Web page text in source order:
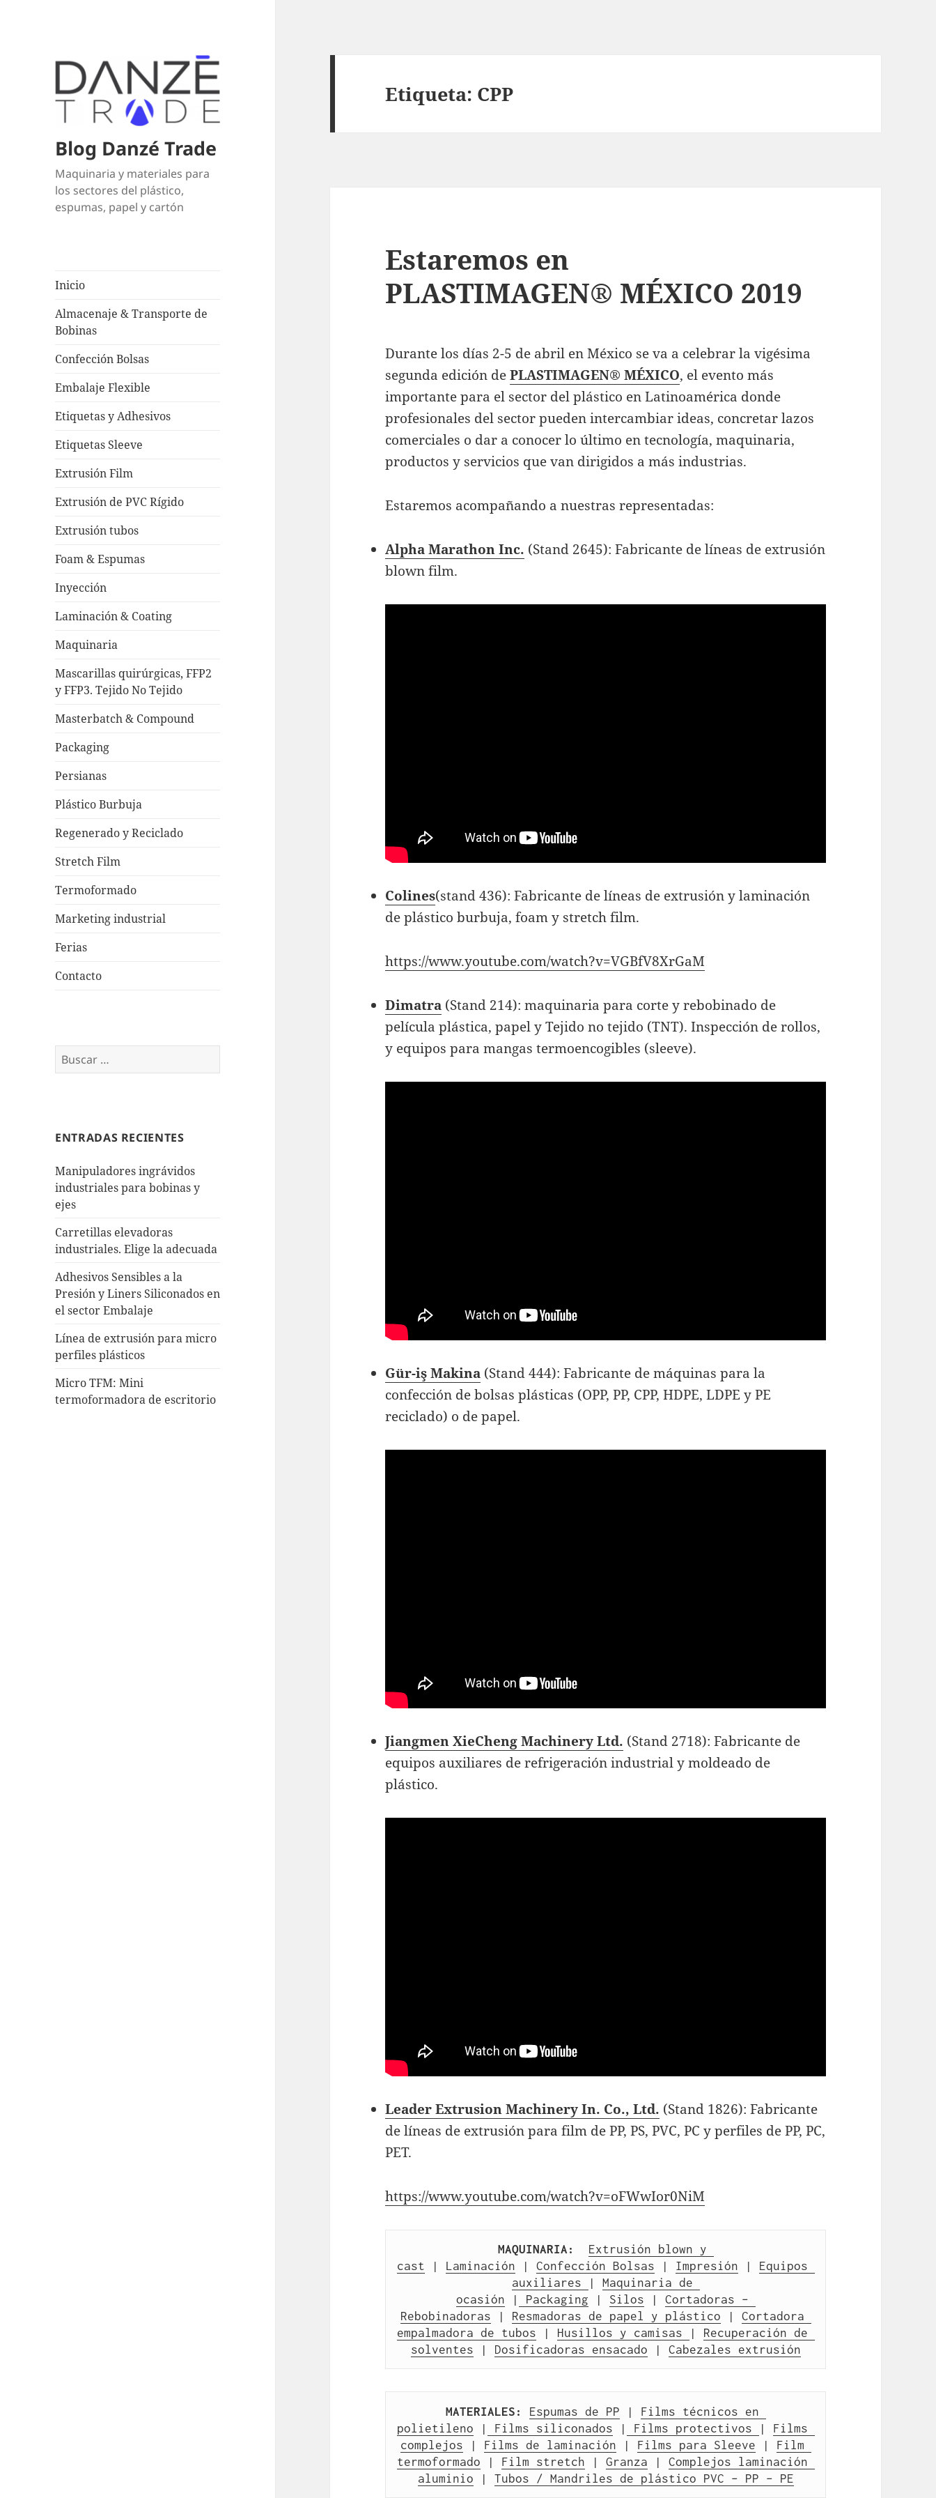
Blog Danzé Trade
Maquinaria y materiales para
los sectores del plástico,
espumas, papel y cartón
Inicio
Almacenaje & Transporte de
Bobinas
Confección Bolsas
Embalaje Flexible
Etiquetas y Adhesivos
Etiquetas Sleeve
Extrusión Film
Extrusión de PVC Rígido
Extrusión tubos
Foam & Espumas
Inyección
Laminación & Coating
Maquinaria
Mascarillas quirúrgicas, FFP2
y FFP3. Tejido No Tejido
Masterbatch & Compound
Packaging
Persianas
Plástico Burbuja
Regenerado y Reciclado
Stretch Film
Termoformado
Marketing industrial
Ferias
Contacto
Buscar:
ENTRADAS RECIENTES
Manipuladores ingrávidos
industriales para bobinas y
ejes
Carretillas elevadoras
industriales. Elige la adecuada
Adhesivos Sensibles a la
Presión y Liners Siliconados en
el sector Embalaje
Línea de extrusión para micro
perfiles plásticos
Micro TFM: Mini
termoformadora de escritorio
Etiqueta: CPP
Estaremos en
PLASTIMAGEN® MÉXICO 2019
Durante los días 2-5 de abril en México se va a celebrar la vigésima
segunda edición dePLASTIMAGEN® MÉXICO, el evento más
importante para el sector del plástico en Latinoamérica donde
profesionales del sector pueden intercambiar ideas, concretar lazos
comerciales o dar a conocer lo último en tecnología, maquinaria,
productos y servicios que van dirigidos a más industrias.
Estaremos acompañando a nuestras representadas:
Alpha Marathon Inc. (Stand 2645): Fabricante de líneas de extrusión
blown film.
Colines(stand 436): Fabricante de líneas de extrusión y laminación
de plástico burbuja, foam y stretch film.
https://www.youtube.com/watch?v=VGBfV8XrGaM
Dimatra (Stand 214): maquinaria para corte y rebobinado de
película plástica, papel y Tejido no tejido (TNT). Inspección de rollos,
y equipos para mangas termoencogibles (sleeve).
Gür-iş Makina (Stand 444): Fabricante de máquinas para la
confección de bolsas plásticas (OPP, PP, CPP, HDPE, LDPE y PE
reciclado) o de papel.
Jiangmen XieCheng Machinery Ltd. (Stand 2718): Fabricante de
equipos auxiliares de refrigeración industrial y moldeado de
plástico.
Leader Extrusion Machinery In. Co., Ltd. (Stand 1826): Fabricante
de líneas de extrusión para film de PP, PS, PVC, PC y perfiles de PP, PC,
PET.
https://www.youtube.com/watch?v=oFWwIor0NiM
MAQUINARIA:
Extrusión blown y
cast | Laminación | Confección Bolsas | Impresión | Equipos
auxiliares
| Maquinaria de
ocasión | Packaging | Silos | Cortadoras –
Rebobinadoras | Resmadoras de papel y plástico | Cortadora
empalmadora de tubos | Husillos y camisas | Recuperación de
solventes | Dosificadoras ensacado | Cabezales extrusión
MATERIALES: Espumas de PP | Films técnicos en
polietileno | Films siliconados | Films protectivos | Films
complejos | Films de laminación | Films para Sleeve | Film
termoformado | Film stretch | Granza | Complejos laminación
aluminio | Tubos / Mandriles de plástico PVC – PP – PE